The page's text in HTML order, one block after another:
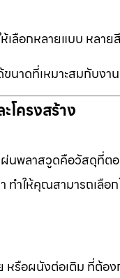
ลือกหลายแบบ หลา
าดที่เหมาะสมกับงา
โครงสร้าง
พลาสวูดคือวัสดุที่ตอ
ทำให้คุณสามารถเลื
หรือผนังต่อเติม ที่ต้